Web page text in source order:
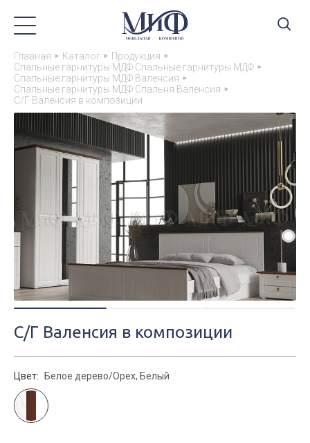
Главная Каталог
Продукция
Спальные гарнитуры МДФ Спальные гарнитуры МДФ
Спальные гарнитуры МДФ Валенсия
Спальные гарнитуры МДФ Спальня Валенсия
С/Г Валенсия в композиции
С/Г Валенсия в композиции
Цвет: Белое дерево/Орех, Белый